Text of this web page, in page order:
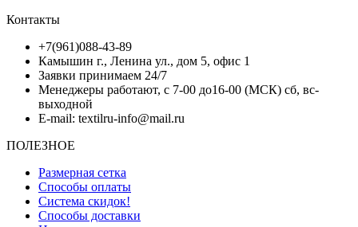
Контакты
+7(961)088-43-89
Камышин г., Ленина ул., дом 5, офис 1
Заявки принимаем 24/7
Менеджеры работают, с 7-00 до16-00 (МСК) сб, вс-
выходной
E-mail: textilru-info@mail.ru
ПОЛЕЗНОЕ
Размерная сетка
Способы оплаты
Система скидок!
Способы доставки